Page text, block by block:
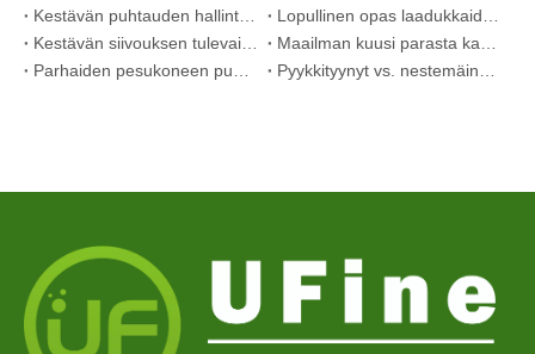
Kestävän puhtauden hallinta: Eco-Pyykinpesuainelevyjen asiantuntijan opas
Lopullinen opas laadukkaiden pesukapseleiden tunnistamiseen: Alan asiantuntijan näkökulma
Kestävän siivouksen tulevaisuus: Miksi täyttöliikkeet ottavat vastaan ​​pakkaamattomia pyykinpesuainelevyjä
Maailman kuusi parasta kaupallisten astianpesukonepesuaineiden toimittajaa (2026 OEM & Buyer's Guide)
Parhaiden pesukoneen puhdistustablettien valinta kovalle vedelle
Pyykkityynyt vs. nestemäinen pesuaine: mikä on oikea valinta pyykkillesi?